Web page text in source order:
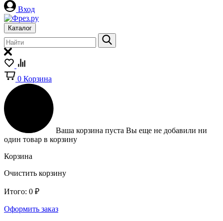
Вход
Каталог
0 Корзина
Ваша корзина пуста Вы еще не добавили ни
один товар в корзину
Корзина
Очистить корзину
Итого: 0 ₽
Оформить заказ